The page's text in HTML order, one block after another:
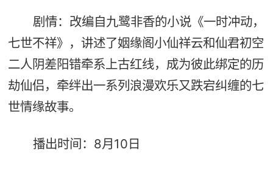
剧情：改编自九鹭非香的小说《一时冲动，
七世不祥》，讲述了姻缘阁小仙祥云和仙君初空
二人阴差阳错牵系上古红线，成为彼此绑定的历
劫仙侣，牵绊出一系列浪漫欢乐又跌宕纠缠的七
世情缘故事。
播出时间：8月10日